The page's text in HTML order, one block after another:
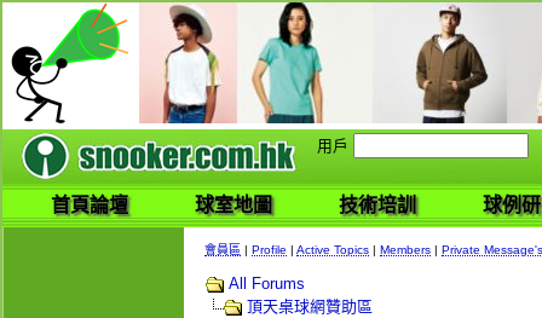
用戶
首頁論壇 球室地圖 技術培訓 球例
會員區 | Profile | Active Topics | Members | Private Message's
All Forums
頂天桌球網贊助區